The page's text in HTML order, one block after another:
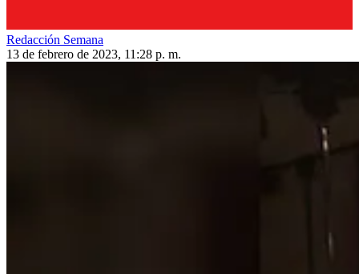
Redacción Semana
13 de febrero de 2023, 11:28 p. m.